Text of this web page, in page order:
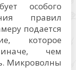
особого
правил
подается
которое
чем
Микроволны